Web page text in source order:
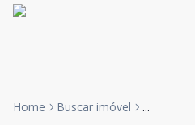
Home Buscar imóvel ...